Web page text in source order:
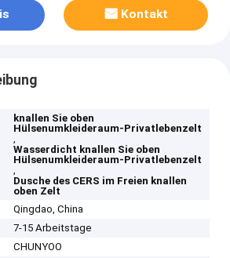
Kontakt
knallen Sie oben
Hülsenumkleideraum-Privatlebenzelt
,
Wasserdicht knallen Sie oben
Hülsenumkleideraum-Privatlebenzelt
,
Dusche des CERS im Freien knallen
oben Zelt
Qingdao, China
7-15 Arbeitstage
CHUNYOO